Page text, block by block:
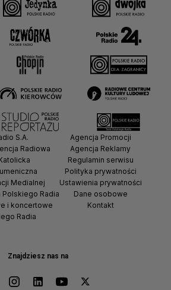
Znajdziesz nas na
S.A.
Radiowa
Medialnej
Polskiego Radia
i koncertowe
Radia
Agencja Promocji
Agencja Reklamy
Regulamin serwisu
Polityka prywatności
Ustawienia prywatności
Dane osobowe
Kontakt